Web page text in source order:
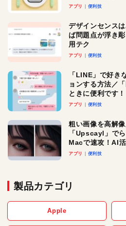
アプリ 便利技
デザインセンス
ば問題点が浮き
用テク
アプリ 便利技
「LINE」で好き
ョンする方法／
ときに便利です！
アプリ 便利技
粗い画像を高解
「Upscayl」で
Macで速攻！AI
アプリ 便利技
製品カテゴリ
Apple